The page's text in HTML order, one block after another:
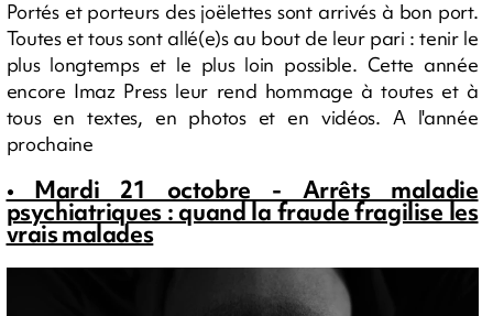
Portés et porteurs des joëlettes sont arrivés à bon port.
Toutes et tous sont allé(e)s au bout de leur pari : tenir le
plus longtemps et le plus loin possible. Cette année
encore Imaz Press leur rend hommage à toutes et à
tous en textes, en photos et en vidéos. A l'année
prochaine
• Mardi 21 octobre - Arrêts maladie
psychiatriques : quand la fraude fragilise les
vrais malades